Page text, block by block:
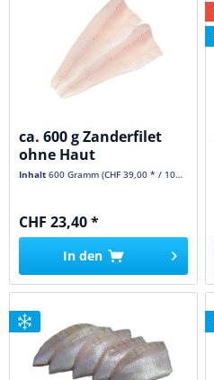
ca. 600 g Zanderfilet
ohne Haut
Inhalt600 Gramm(CHF 39,00 * / 1000 Gramm)
CHF 23,40 *
In den